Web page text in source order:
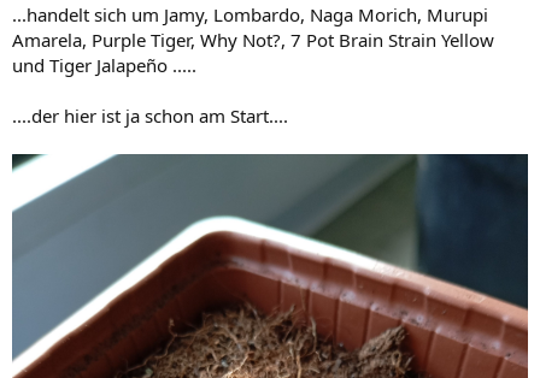
...handelt sich um Jamy, Lombardo, Naga Morich, Murupi
Amarela, Purple Tiger, Why Not?, 7 Pot Brain Strain Yellow
und Tiger Jalapeño .....
....der hier ist ja schon am Start....